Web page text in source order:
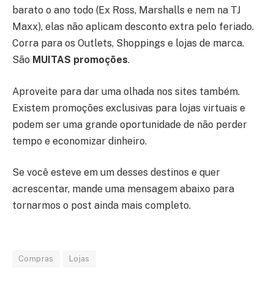
barato o ano todo (Ex Ross, Marshalls e nem na TJ
Maxx), elas não aplicam desconto extra pelo feriado.
Corra para os Outlets, Shoppings e lojas de marca.
São MUITAS promoções.
Aproveite para dar uma olhada nos sites também.
Existem promoções exclusivas para lojas virtuais e
podem ser uma grande oportunidade de não perder
tempo e economizar dinheiro.
Se você esteve em um desses destinos e quer
acrescentar, mande uma mensagem abaixo para
tornarmos o post ainda mais completo.
Compras Lojas